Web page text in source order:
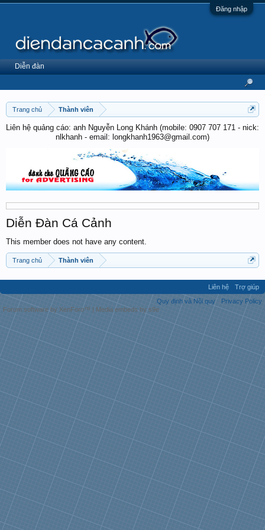
Đăng nhập
Trang chủ Thành viên
Liên hệ quảng cáo: anh Nguyễn Long Khánh (mobile: 0907 707 171 - nick:
nlkhanh - email: longkhanh1963@gmail.com)
Diễn Đàn Cá Cảnh
This member does not have any content.
Trang chủ Thành viên
Diễn đàn
Liên hệ
Trợ giúp
Quy định và Nội quy
Privacy Policy
Forum software by XenForo™ | Media embeds by s9e